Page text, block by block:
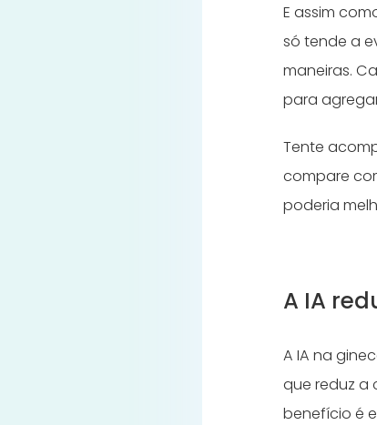
E assim
só tende a
maneiras.
para
Tente
compare
poderia
A IA
A IA na
que reduz a
benefício é